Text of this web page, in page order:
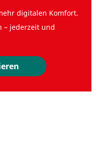
digitalen Komfort.
– jederzeit und